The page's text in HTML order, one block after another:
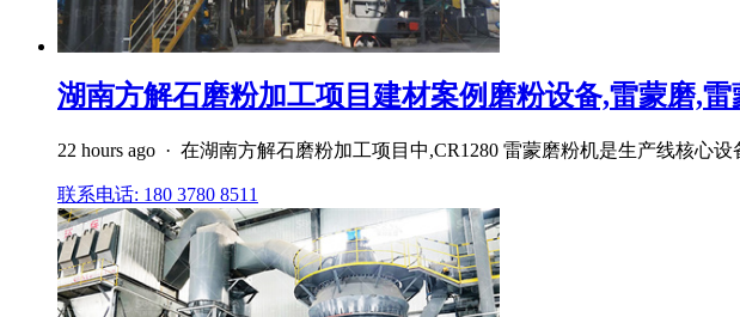
湖南方解石磨粉加工项目建材案例磨粉设备,雷蒙磨,雷
22 hours ago · 在湖南方解石磨粉加工项目中,CR1280 雷蒙磨粉机是生产线核
联系电话: 180 3780 8511